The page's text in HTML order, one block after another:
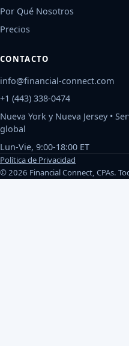
Por Qué Nosotros
Precios
CONTACTO
info@financial-connect.com
+1 (443) 338-0474
Nueva York y Nueva Jersey •
global
Lun-Vie, 9:00-18:00 ET
Política de Privacidad
©2026 Financial Connect, CPAs.